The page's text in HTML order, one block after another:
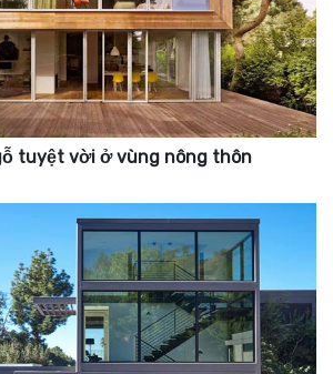
tuyệt vời ở vùng nông thôn